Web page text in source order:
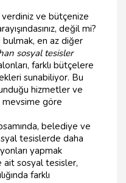
ve bütçenize
değil mi?
bulmak, en az diğer
sosyal tesisler
farklı bütçelere
sunabiliyor. Bu
hizmetler ve
mevsime göre
belediye ve
tesislerde daha
yapmak
ait sosyal tesisler,
farklı